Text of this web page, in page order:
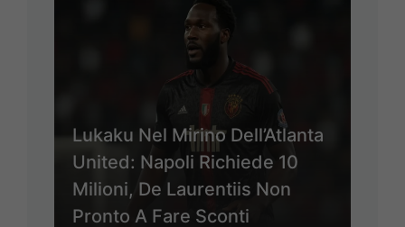
Lukaku Nel Mirino Dell’Atlanta
United: Napoli Richiede 10
Milioni, De Laurentiis Non
Pronto A Fare Sconti